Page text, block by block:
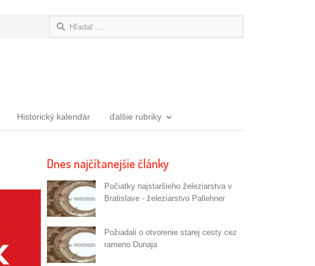
Hľadať:
Historický kalendár ďalšie rubriky
Dnes najčítanejšie články
Počiatky najstaršieho železiarstva v
Bratislave - železiarstvo Pallehner
Požiadali o otvorenie starej cesty cez
rameno Dunaja